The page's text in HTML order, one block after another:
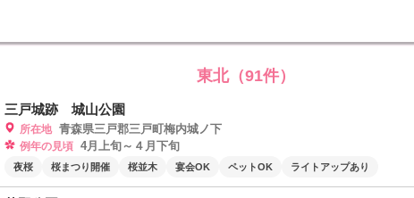
東北（91件）
三戸城跡 城山公園
所在地 青森県三戸郡三戸町梅内城ノ下
例年の見頃 4月上旬～４月下旬
夜桜 桜まつり開催 桜並木 宴会OK ペットOK ライトアップあり